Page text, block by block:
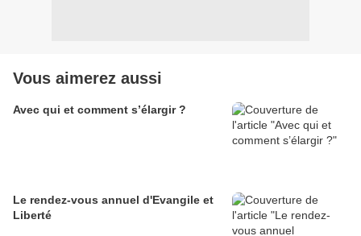
Vous aimerez aussi
Avec qui et comment s’élargir ?
Le rendez-vous annuel d'Evangile et
Liberté